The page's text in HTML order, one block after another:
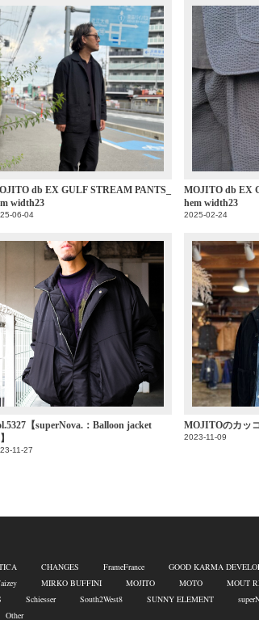
db EX GULF STREAM PANTS_
width23
06-04
MOJITO db EX
hem width23
2025-02-24
【superNova.：Balloon jacket
11-27
MOJITOのカッ
2023-11-09
CHANGES FrameFrance
GOOD KARMA
MIRKO BUFFINI MOJITO MOTO
MOUT
Schiesser South2West8 SUNNY ELEMENT
Other